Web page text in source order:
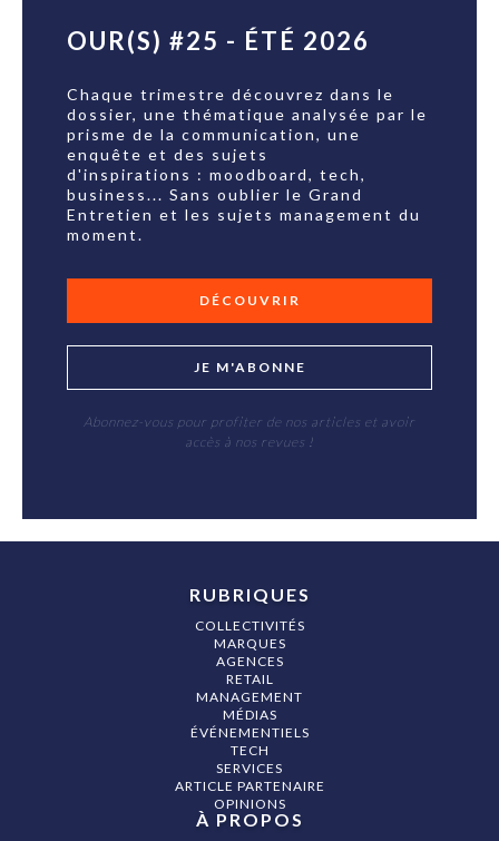
OUR(S) #25 - ÉTÉ 2026
Chaque trimestre découvrez dans le
dossier, une thématique analysée par le
prisme de la communication, une
enquête et des sujets
d'inspirations : moodboard, tech,
business... Sans oublier le Grand
Entretien et les sujets management du
moment.
DÉCOUVRIR
JE M'ABONNE
Abonnez-vous pour profiter de nos articles et avoir
accès à nos revues !
RUBRIQUES
COLLECTIVITÉS
MARQUES
AGENCES
RETAIL
MANAGEMENT
MÉDIAS
ÉVÉNEMENTIELS
TECH
SERVICES
ARTICLE PARTENAIRE
OPINIONS
À PROPOS